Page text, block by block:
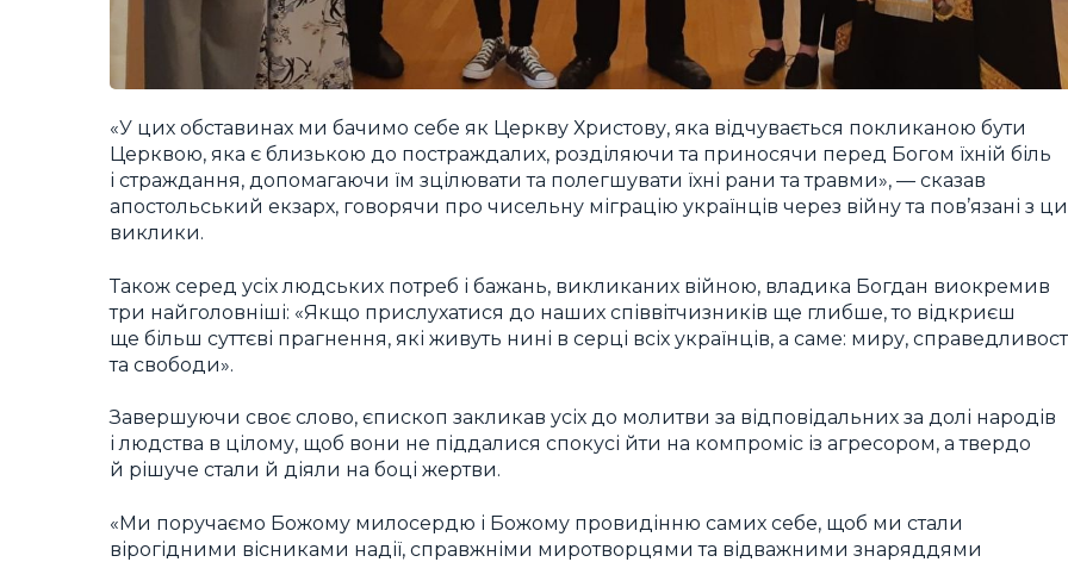
«У цих обставинах ми бачимо себе як Церкву Христову, яка відчувається покликаною бути
Церквою, яка є близькою до постраждалих, розділяючи та приносячи перед Богом їхній біль
і страждання, допомагаючи їм зцілювати та полегшувати їхні рани та травми», — сказав
апостольський екзарх, говорячи про чисельну міграцію українців через війну та пов’язані з
виклики.
Також серед усіх людських потреб і бажань, викликаних війною, владика Богдан виокремив
три найголовніші: «Якщо прислухатися до наших співвітчизників ще глибше, то відкриєш
ще більш суттєві прагнення, які живуть нині в серці всіх українців, а саме: миру,
та свободи».
Завершуючи своє слово, єпископ закликав усіх до молитви за відповідальних за долі народів
і людства в цілому, щоб вони не піддалися спокусі йти на компроміс із агресором, а твердо
й рішуче стали й діяли на боці жертви.
«Ми поручаємо Божому милосердю і Божому провидінню самих себе, щоб ми стали
вірогідними вісниками надії, справжніми миротворцями та відважними знаряддями